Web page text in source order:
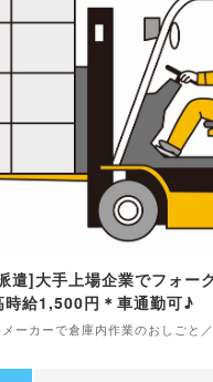
遣]大手上場企業でフォー
時給1,500円＊車通勤可♪
ーカーで倉庫内作業のおしごと